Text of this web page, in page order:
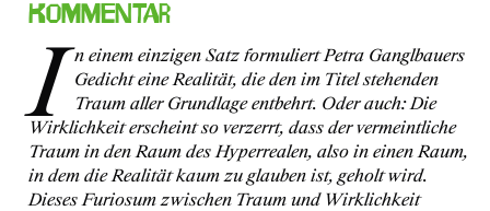
Kommentar
I n einem einzigen Satz formuliert Petra Ganglbauers
Gedicht eine Realität, die den im Titel stehenden
Traum aller Grundlage entbehrt. Oder auch: Die
Wirklichkeit erscheint so verzerrt, dass der vermeintliche
Traum in den Raum des Hyperrealen, also in einen Raum,
in dem die Realität kaum zu glauben ist, geholt wird.
Dieses Furiosum zwischen Traum und Wirklichkeit